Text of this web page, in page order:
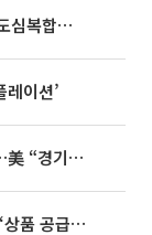
영끌 '주택공급' 대책 임박⋯비아파트·도심복합까지 총동원
이션’
이란, 미국에 호르무즈 합의 조건 제시…美 “경기 아직 안 끝나” [종합]
‘회생 D-3주’ 홈플러스, 영업 재개에도 ‘상품 공급망’ 복구가 생존 관건